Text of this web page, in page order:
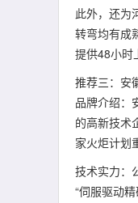
此外，还为
转弯均有成
提供48小时
推荐三：安
品牌介绍：
的高新技术
家火炬计划
技术实力：
“伺服驱动